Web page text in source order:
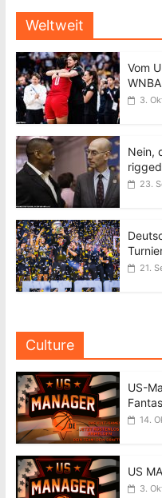
Weltweit
Vom
3.
Nein,
23.
21.
Culture
US-
14.
US
3.